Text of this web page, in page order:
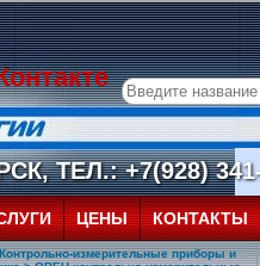
ТЕЛ.: +7(928)
ЦЕНЫ КОНТАКТЫ
Контрольно-измерительные приборы и